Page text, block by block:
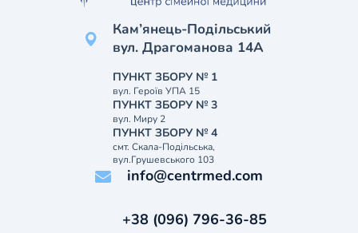
Кам’янець-Подільський
вул. Драгоманова 14А
ПУНКТ ЗБОРУ № 1
вул. Героїв УПА 15
ПУНКТ ЗБОРУ № 3
вул. Миру 2
ПУНКТ ЗБОРУ № 4
смт. Скала-Подільська,
вул.Грушевського 103
info@centrmed.com
+38 (096) 796-36-85